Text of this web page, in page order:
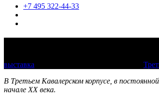
+7 495 322-44-33
выставка
В Третьем Кавалерском корпусе, в
начале XXвека.